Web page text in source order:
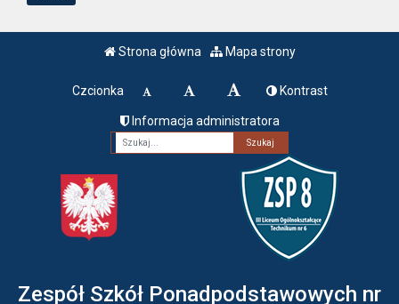
Strona główna Mapa strony
Czcionka Kontrast
Informacja administratora
Fraza
Zespół Szkół Ponadpodstawowych nr